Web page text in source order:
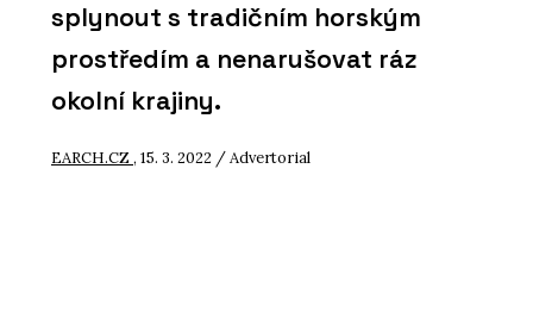
splynout s tradičním horským
prostředím a nenarušovat ráz
okolní krajiny.
EARCH.CZ , 15. 3. 2022 / Advertorial